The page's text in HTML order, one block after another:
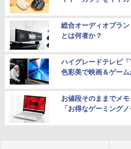
総合オーディオブラ
とは何者か？
ハイグレードテレビ
色彩美で映画＆ゲー
お値段そのままでメ
「お得なゲーミングノ